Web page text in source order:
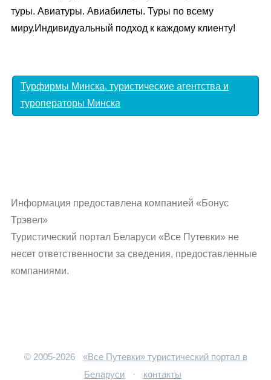
туры. Авиатуры. Авиабилеты. Туры по всему
миру.Индивидуальный подход к каждому клиенту!
Турфирмы Минска, туристические агентства и
туроператоры Минска
Информация предоставлена компанией «Бонус
Трэвел»
Туристический портал Беларуси «Все Путевки» не
несет ответственности за сведения, предоставленные
компаниями.
© 2005-2026
«Все Путевки» туристический портал в
Беларуси
· контакты